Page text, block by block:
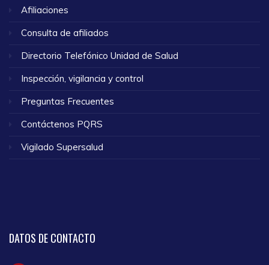
Afiliaciones
Consulta de afiliados
Directorio Telefónico Unidad de Salud
Inspección, vigilancia y control
Preguntas Frecuentes
Contáctenos PQRS
Vigilado Supersalud
DATOS DE CONTACTO